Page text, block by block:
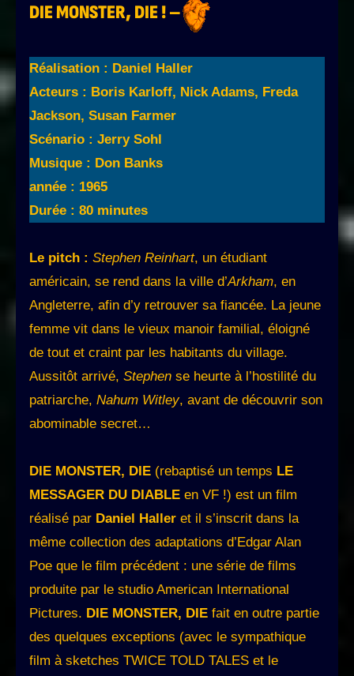
DIE MONSTER, DIE ! –
Réalisation : Daniel Haller
Acteurs : Boris Karloff, Nick Adams, Freda
Jackson, Susan Farmer
Scénario : Jerry Sohl
Musique : Don Banks
année : 1965
Durée : 80 minutes
Le pitch : Stephen Reinhart, un étudiant
américain, se rend dans la ville d’Arkham, en
Angleterre, afin d’y retrouver sa fiancée. La jeune
femme vit dans le vieux manoir familial, éloigné
de tout et craint par les habitants du village.
Aussitôt arrivé, Stephen se heurte à l’hostilité du
patriarche, Nahum Witley, avant de découvrir son
abominable secret…
DIE MONSTER, DIE (rebaptisé un temps LE
MESSAGER DU DIABLE en VF !) est un film
réalisé par Daniel Haller et il s’inscrit dans la
même collection des adaptations d’Edgar Alan
Poe que le film précédent : une série de films
produite par le studio American International
Pictures. DIE MONSTER, DIE fait en outre partie
des quelques exceptions (avec le sympathique
film à sketches TWICE TOLD TALES et le